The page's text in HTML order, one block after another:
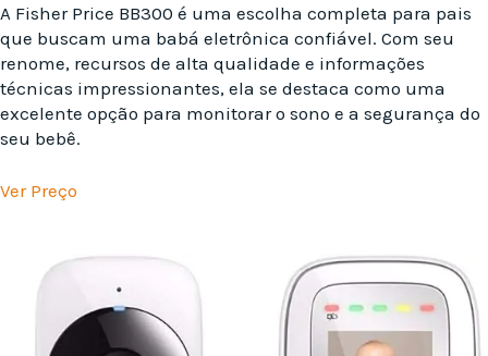
A Fisher Price BB300 é uma escolha completa para pais
que buscam uma babá eletrônica confiável. Com seu
renome, recursos de alta qualidade e informações
técnicas impressionantes, ela se destaca como uma
excelente opção para monitorar o sono e a segurança do
seu bebê.
Ver Preço